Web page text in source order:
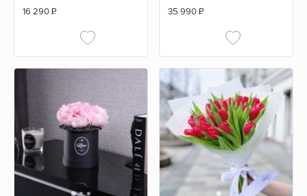
16 290₽ 35 990₽